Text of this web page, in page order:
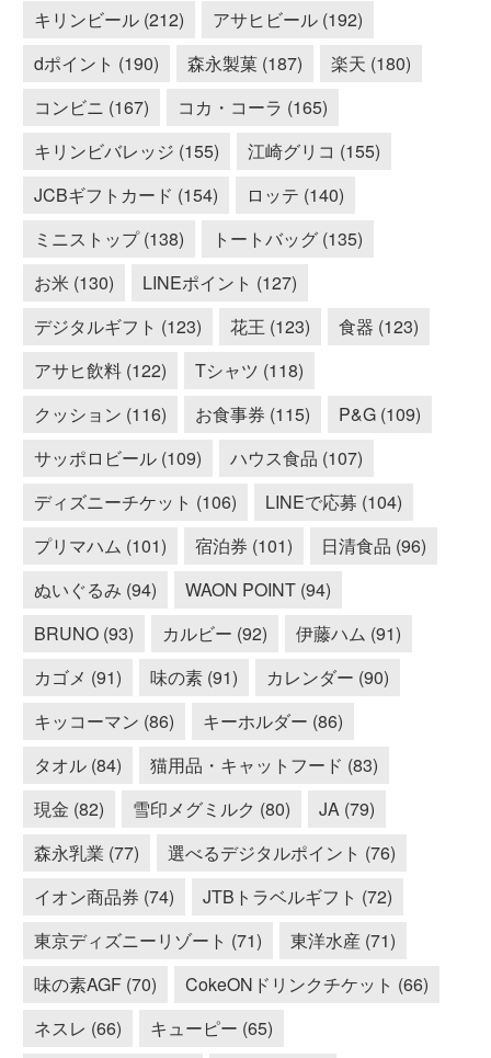
キリンビール (212)
アサヒビール (192)
dポイント (190)
森永製菓 (187)
楽天 (180)
コンビニ (167)
コカ・コーラ (165)
キリンビバレッジ (155)
江崎グリコ (155)
JCBギフトカード (154)
ロッテ (140)
ミニストップ (138)
トートバッグ (135)
お米 (130)
LINEポイント (127)
デジタルギフト (123)
花王 (123)
食器 (123)
アサヒ飲料 (122)
Tシャツ (118)
クッション (116)
お食事券 (115)
P&G (109)
サッポロビール (109)
ハウス食品 (107)
ディズニーチケット (106)
LINEで応募 (104)
プリマハム (101)
宿泊券 (101)
日清食品 (96)
ぬいぐるみ (94)
WAON POINT (94)
BRUNO (93)
カルビー (92)
伊藤ハム (91)
カゴメ (91)
味の素 (91)
カレンダー (90)
キッコーマン (86)
キーホルダー (86)
タオル (84)
猫用品・キャットフード (83)
現金 (82)
雪印メグミルク (80)
JA (79)
森永乳業 (77)
選べるデジタルポイント (76)
イオン商品券 (74)
JTBトラベルギフト (72)
東京ディズニーリゾート (71)
東洋水産 (71)
味の素AGF (70)
CokeONドリンクチケット (66)
ネスレ (66)
キューピー (65)